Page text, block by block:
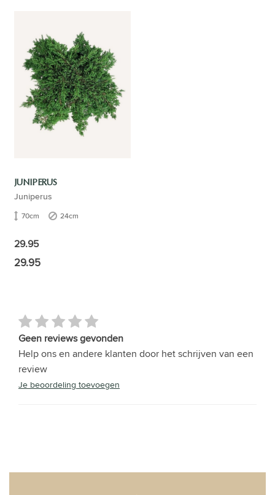
JUNIPERUS
Juniperus
70cm 24cm
29.95
29.95
Geen reviews gevonden
Help ons en andere klanten door het schrijven van een
review
Je beoordeling toevoegen